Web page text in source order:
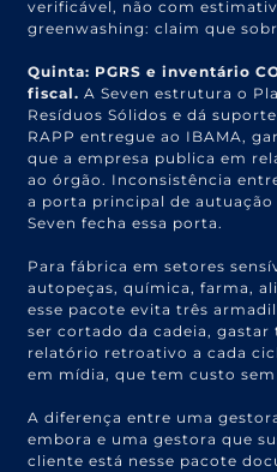
verificável, não com
greenwashing: claim que
Quinta: PGRS e inventário
fiscal. A Seven estrutura o
Resíduos Sólidos e dá
RAPP entregue ao IBAMA,
que a empresa publica em
ao órgão. Inconsistência
a porta principal de
Seven fecha essa porta.
Para fábrica em setores
autopeças, química, farma,
esse pacote evita três
ser cortado da cadeia,
relatório retroativo a cada
em mídia, que tem custo
A diferença entre uma
embora e uma gestora que
cliente está nesse pacote